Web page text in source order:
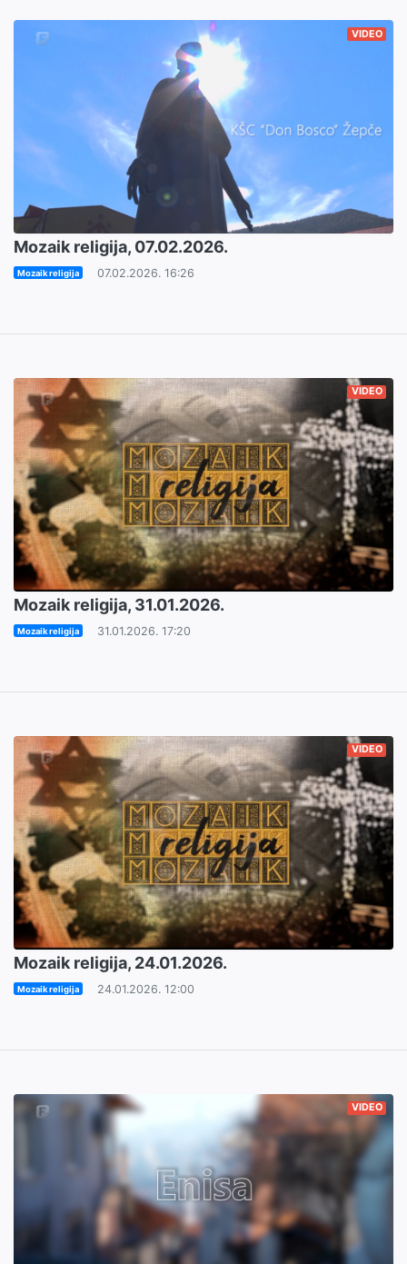
VIDEO
Mozaik religija, 07.02.2026.
Mozaik religija 07.02.2026. 16:26
VIDEO
Mozaik religija, 31.01.2026.
Mozaik religija 31.01.2026. 17:20
VIDEO
Mozaik religija, 24.01.2026.
Mozaik religija 24.01.2026. 12:00
VIDEO